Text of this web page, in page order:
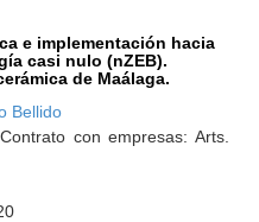
e implementación hacia
casi nulo (nZEB).
de Maálaga.
Bellido
con empresas: Arts.